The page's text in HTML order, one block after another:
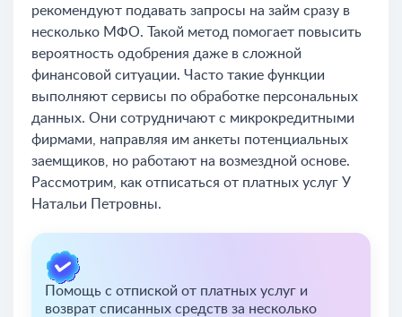
рекомендуют подавать запросы на займ сразу в
несколько МФО. Такой метод помогает повысить
вероятность одобрения даже в сложной
финансовой ситуации. Часто такие функции
выполняют сервисы по обработке персональных
данных. Они сотрудничают с микрокредитными
фирмами, направляя им анкеты потенциальных
заемщиков, но работают на возмездной основе.
Рассмотрим, как отписаться от платных услуг У
Натальи Петровны.
Помощь с отпиской от платных услуг и
возврат списанных средств за несколько